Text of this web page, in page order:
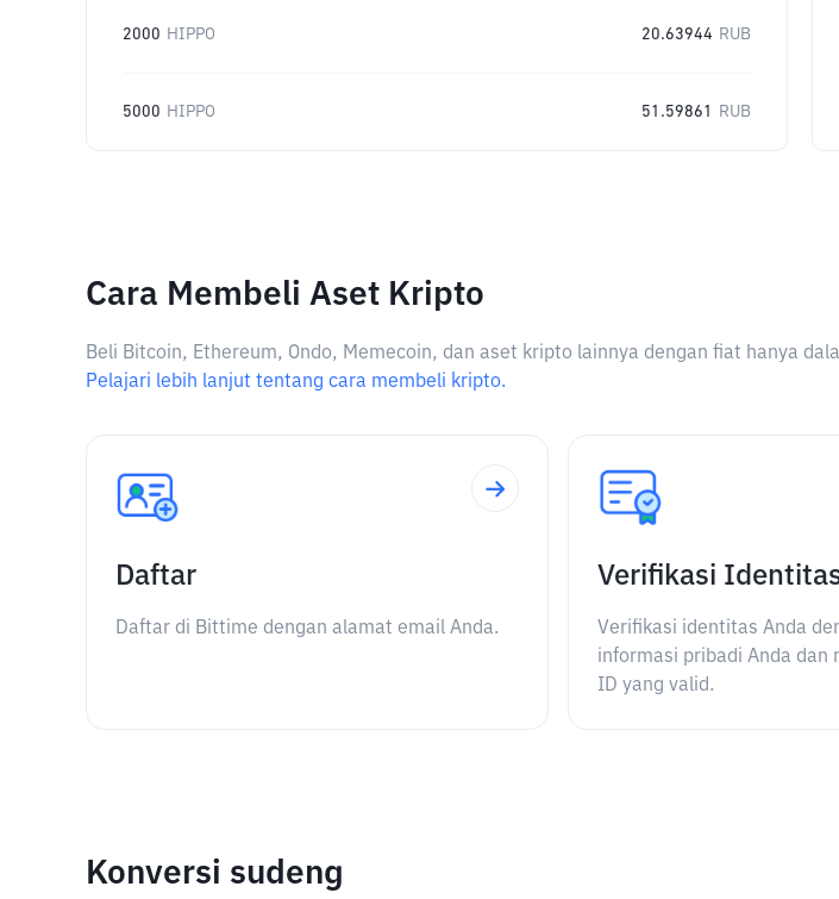
2000 HIPPO 20.63944 RUB
5000 HIPPO 51.59861 RUB
Cara Membeli Aset Kripto
Beli Bitcoin, Ethereum, Ondo, Memecoin, dan aset kripto lainnya dengan fiat hanya
Pelajari lebih lanjut tentang cara membeli kripto.
Daftar
Daftar di Bittime dengan alamat email Anda.
Verifikasi
Verifikasi identitas Anda
informasi pribadi Anda dan
ID yang valid.
Konversi sudeng